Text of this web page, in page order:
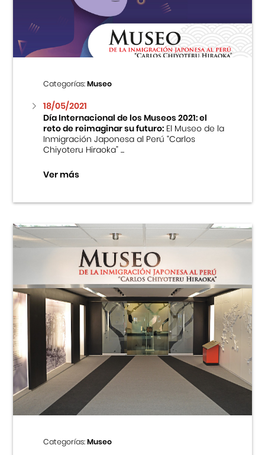
Centro Cultural Peruano Japonés
Cursos
Museo de la Inmigración Japonesa
Fondo Editorial
Teatro Peruano Japonés
Categorías:Museo
18/05/2021
Día Internacional de los Museos 2021: el
reto de reimaginar su futuro:El Museo de la
Inmigración Japonesa al Perú “Carlos
Chiyoteru Hiraoka” ...
Ver más
Categorías:Museo